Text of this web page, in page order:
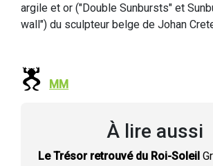
argile et or ("Double Sunbursts" et
wall") du sculpteur belge de Johan
MM
À lire aussi
Le Trésor retrouvé du Roi-Soleil